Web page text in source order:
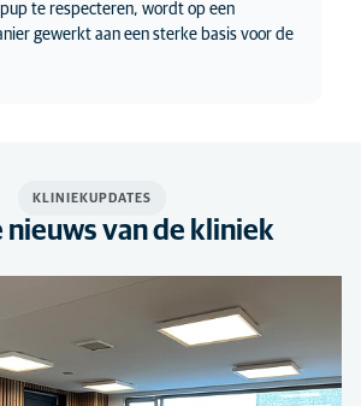
te respecteren, wordt op een
gewerkt aan een sterke basis voor de
KLINIEKUPDATES
nieuws van de kliniek